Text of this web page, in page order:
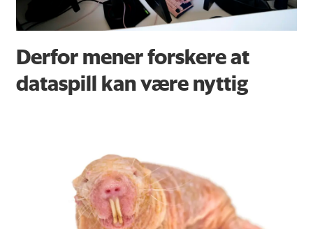
Derfor mener forskere at
dataspill kan være nyttig